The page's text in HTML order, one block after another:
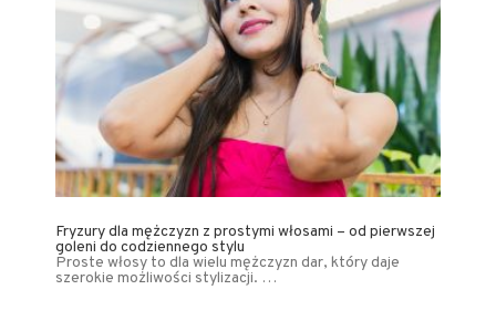
Fryzury dla mężczyzn z prostymi włosami – od pierwszej
goleni do codziennego stylu
Proste włosy to dla wielu mężczyzn dar, który daje
szerokie możliwości stylizacji. …